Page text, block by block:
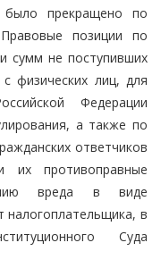
было прекращено по
позиции по
сумм не поступивших
физических лиц, для
Федерации
а также по
ответчиков
их противоправные
вреда в виде
налогоплательщика, в
Суда